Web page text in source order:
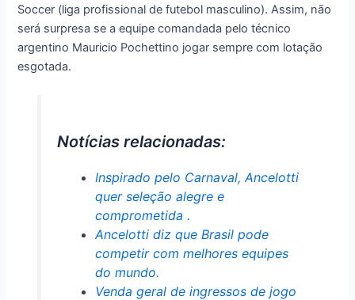
Soccer (liga profissional de futebol masculino). Assim, não
será surpresa se a equipe comandada pelo técnico
argentino Mauricio Pochettino jogar sempre com lotação
esgotada.
Notícias relacionadas:
Inspirado pelo Carnaval, Ancelotti
quer seleção alegre e
comprometida .
Ancelotti diz que Brasil pode
competir com melhores equipes
do mundo.
Venda geral de ingressos de jogo